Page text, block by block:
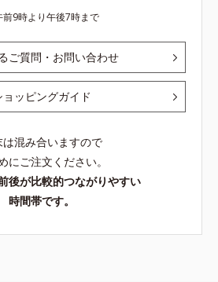
前9時より午後7時まで
ご質問・お問い合わせ
ョッピングガイド
は混み合いますので
にご注文ください。
後が比較的つながりやすい
時間帯です。